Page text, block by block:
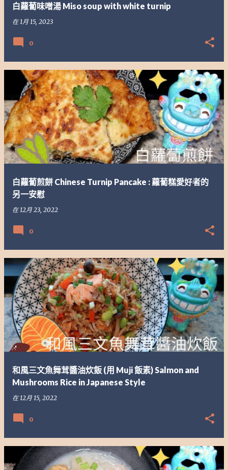
白蘿蔔味噌湯 Miso soup with white turnip
在1月 15, 2023
0
白蘿蔔煎餅 Chinese Turnip Pancake : 蘿蔔糕愛好者的
另一安慰
在12月 23, 2022
0
和風三文魚舞茸醬油炊飯 (用 Muji 飯素) Salmon and
Mushrooms Rice in Japanese Style
在12月 15, 2022
0